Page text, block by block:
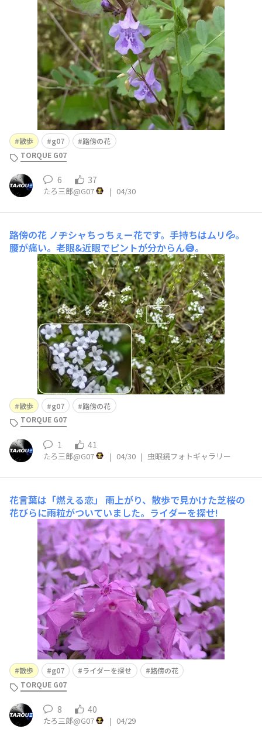
散歩 g07
路傍の花
TORQUE G07
6 37
たろ三郎@G07 | 04/30
路傍の花 ノヂシャちっちぇー花です。手持ちはムリ💦。
腰が痛い。老眼&近眼でピントが分からん😅。
散歩 g07
路傍の花
TORQUE G07
1 41
たろ三郎@G07 | 04/30 | 虫眼鏡フォトギャラリー
花言葉は「燃える恋」 雨上がり、散歩で見かけた芝桜の
花びらに雨粒がついていました。ライダーを探せ!
散歩 g07 ライダーを探せ
路傍の花
TORQUE G07
8 40
たろ三郎@G07 | 04/29